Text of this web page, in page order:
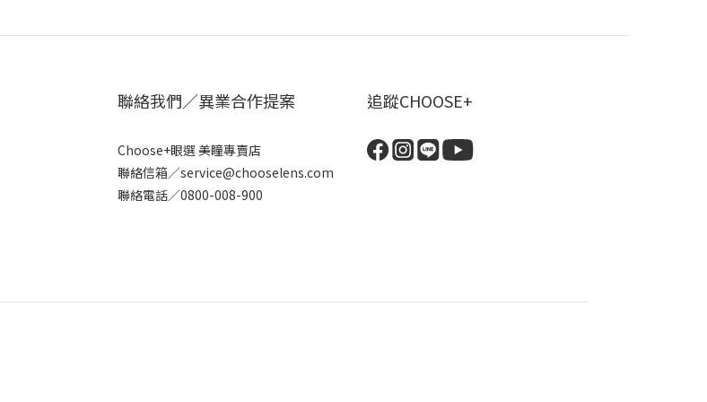
聯絡我們／異業合作提案
Choose+眼選 美瞳專賣店
聯絡信箱／service@chooselens.com
聯絡電話／0800-008-900
追蹤CHOOSE+